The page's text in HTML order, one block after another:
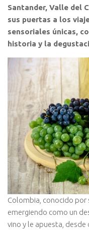
Santander, Valle del
sus puertas a los
sensoriales únicas,
historia y la
Colombia, conocido por
emergiendo como un
vino y le apuesta,